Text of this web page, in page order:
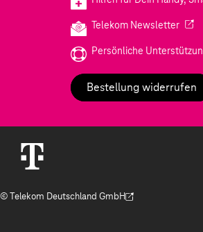
Telekom Newsletter
Persönliche
Bestellung widerrufen
© Telekom Deutschland GmbH
(Der Link wird in einem neuen Tab geöffnet)